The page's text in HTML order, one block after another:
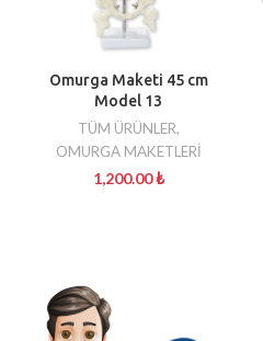
Omurga Maketi 45 cm
Model 13
TÜM ÜRÜNLER,
OMURGA MAKETLERİ
1,200.00₺